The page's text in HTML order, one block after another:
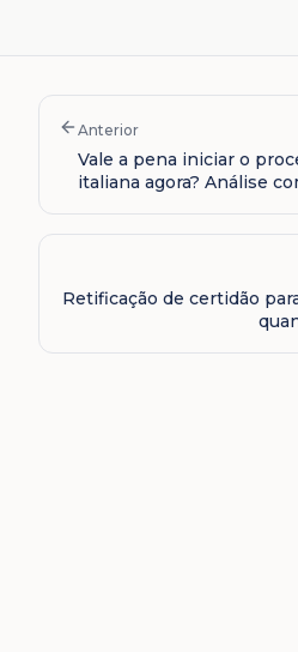
Anterior
Vale a pena iniciar o
italiana agora? Análise
Retificação de certidão